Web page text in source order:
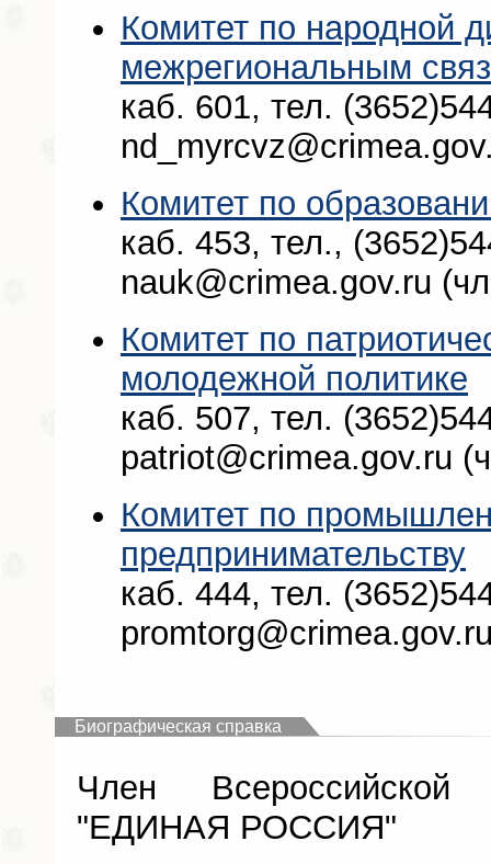
Комитет по народной
межрегиональным
каб. 601, тел.
Комитет по
каб. 453, тел.,
nauk@crimea.gov.ru
Комитет по
молодежной политике
каб. 507, тел.
patriot@crimea.gov.ru
Комитет по
предпринимательству
каб. 444, тел.
Биографическая справка
Член Всероссийской
"ЕДИНАЯ РОССИЯ"